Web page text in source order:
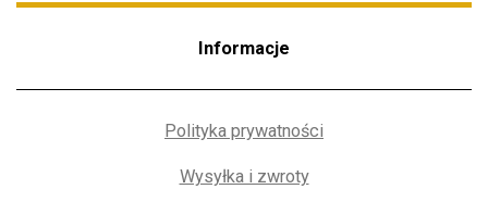
Informacje
Polityka prywatności
Wysyłka i zwroty